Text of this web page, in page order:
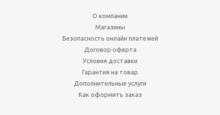
О компании
Магазины
Безопасность онлайн платежей
Договор оферта
Условия доставки
Гарантия на товар
Дополнительные услуги
Как оформить заказ